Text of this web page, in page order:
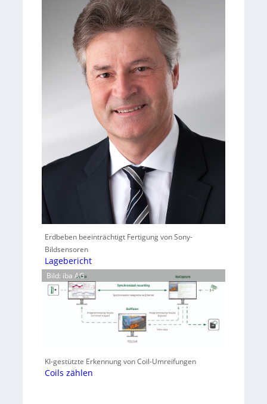
Erdbeben beeinträchtigt Fertigung von Sony-
Bildsensoren
Lagebericht
Bild: iba AG
KI-gestützte Erkennung von Coil-Umreifungen
Coils zählen